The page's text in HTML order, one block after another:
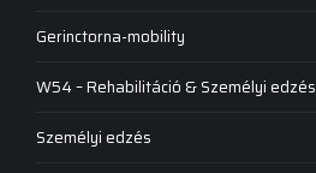
Gerinctorna-mobility
W54 – Rehabilitáció & Személyi edzés
Személyi edzés